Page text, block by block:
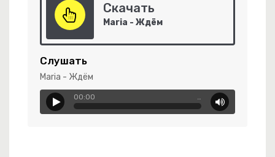
Скачать
Maria - Ждём
Слушать
Maria - Ждём
00:00 …
Хейтерам